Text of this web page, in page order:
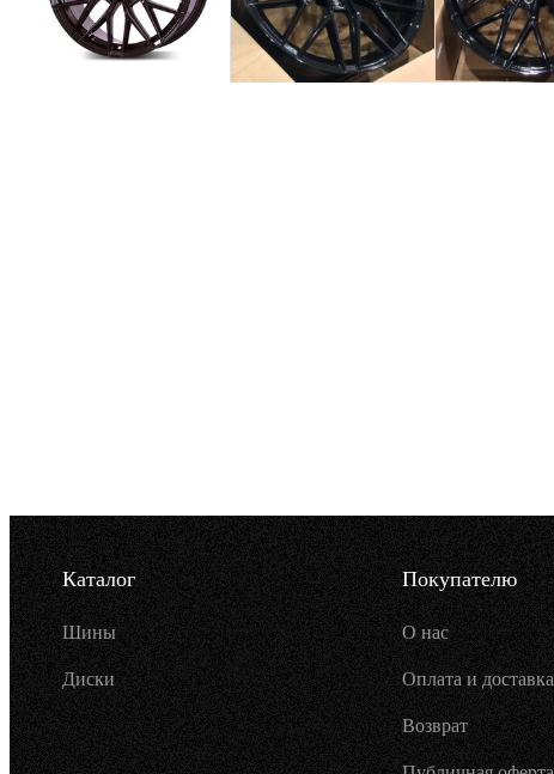
Каталог
Шины
Диски
Покупателю
О нас
Оплата и доставка
Возврат